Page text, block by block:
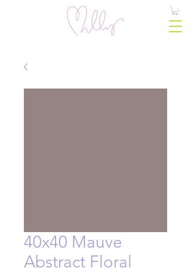
40x40 Mauve
Abstract Floral